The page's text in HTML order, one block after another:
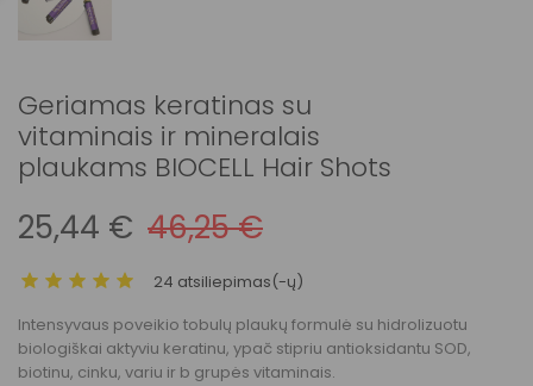
Geriamas keratinas su
vitaminais ir mineralais
plaukams BIOCELL Hair Shots
25,44 € 46,25 €
24 atsiliepimas(-ų)
Intensyvaus poveikio tobulų plaukų formulė su hidrolizuotu
biologiškai aktyviu keratinu, ypač stipriu antioksidantu SOD,
biotinu, cinku, variu ir b grupės vitaminais.